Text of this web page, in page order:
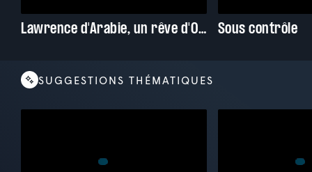
Lawrence d'Arabie, un rêve d'Orient Sous contrôle
SUGGESTIONS THÉMATIQUES